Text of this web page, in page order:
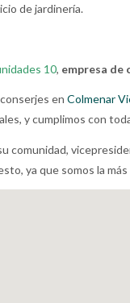
de jardinería.
10, empresa de
en Colmenar
y cumplimos con
comunidad,
ya que somos la